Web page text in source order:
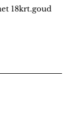
18krt.goud